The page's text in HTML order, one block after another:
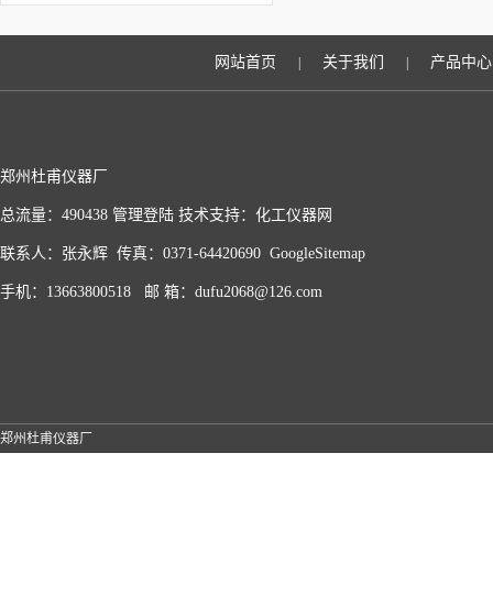
网站首页 关于我们 产品中心
郑州杜甫仪器厂
总流量：490438 管理登陆 技术支持： 化工仪器网
联系人：张永辉 传真：0371-64420690 GoogleSitemap
手机：13663800518 邮 箱：dufu2068@126.com
郑州杜甫仪器厂